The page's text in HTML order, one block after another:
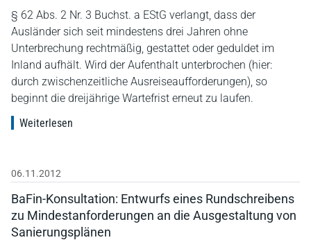
§ 62 Abs. 2 Nr. 3 Buchst. a EStG verlangt, dass der
Ausländer sich seit mindestens drei Jahren ohne
Unterbrechung rechtmäßig, gestattet oder geduldet im
Inland aufhält. Wird der Aufenthalt unterbrochen (hier:
durch zwischenzeitliche Ausreiseaufforderungen), so
beginnt die dreijährige Wartefrist erneut zu laufen.
Weiterlesen
06.11.2012
BaFin-Konsultation: Entwurfs eines Rundschreibens
zu Mindestanforderungen an die Ausgestaltung von
Sanierungsplänen